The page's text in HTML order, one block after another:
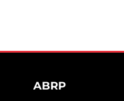
ABRP